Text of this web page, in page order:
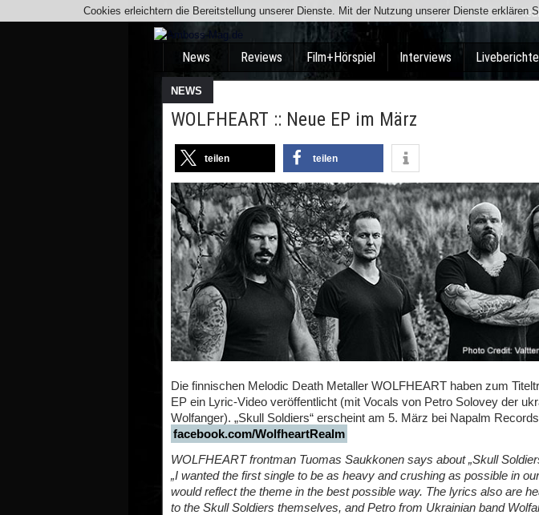
News Reviews Film+Hörspiel Interviews Liveberichte
NEWS
WOLFHEART :: Neue EP im März
teilen teilen
Die finnischen Melodic Death Metaller WOLFHEART haben zum
EP ein Lyric-Video veröffentlicht (mit Vocals von Petro Solovey der
Wolfanger). „Skull Soldiers“ erscheint am 5. März bei Napalm
facebook.com/WolfheartRealm
WOLFHEART frontman Tuomas Saukkonen says about „Skull
„I wanted the first single to be as heavy and crushing as possible in
would reflect the theme in the best possible way. The lyrics also are
to the Skull Soldiers themselves, and Petro from Ukrainian band
Cookies erleichtern die Bereitstellung unserer Dienste. Mit der Nutzung unserer Dienste erklären